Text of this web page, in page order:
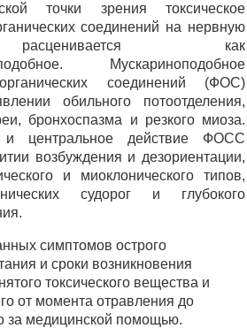
точки зрения токсическое
соединений на нервную
как
Мускариноподобное
соединений (ФОС)
обильного потоотделения,
бронхоспазма и резкого миоза.
и центральное действие ФОСС
возбуждения и дезориентации,
и миоклонического типов,
судорог и глубокого
симптомов острого
и сроки возникновения
токсического вещества и
от момента отравления до
за медицинской помощью.